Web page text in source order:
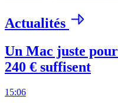
Actualités
Un Mac juste
240 € suffisent
15:06